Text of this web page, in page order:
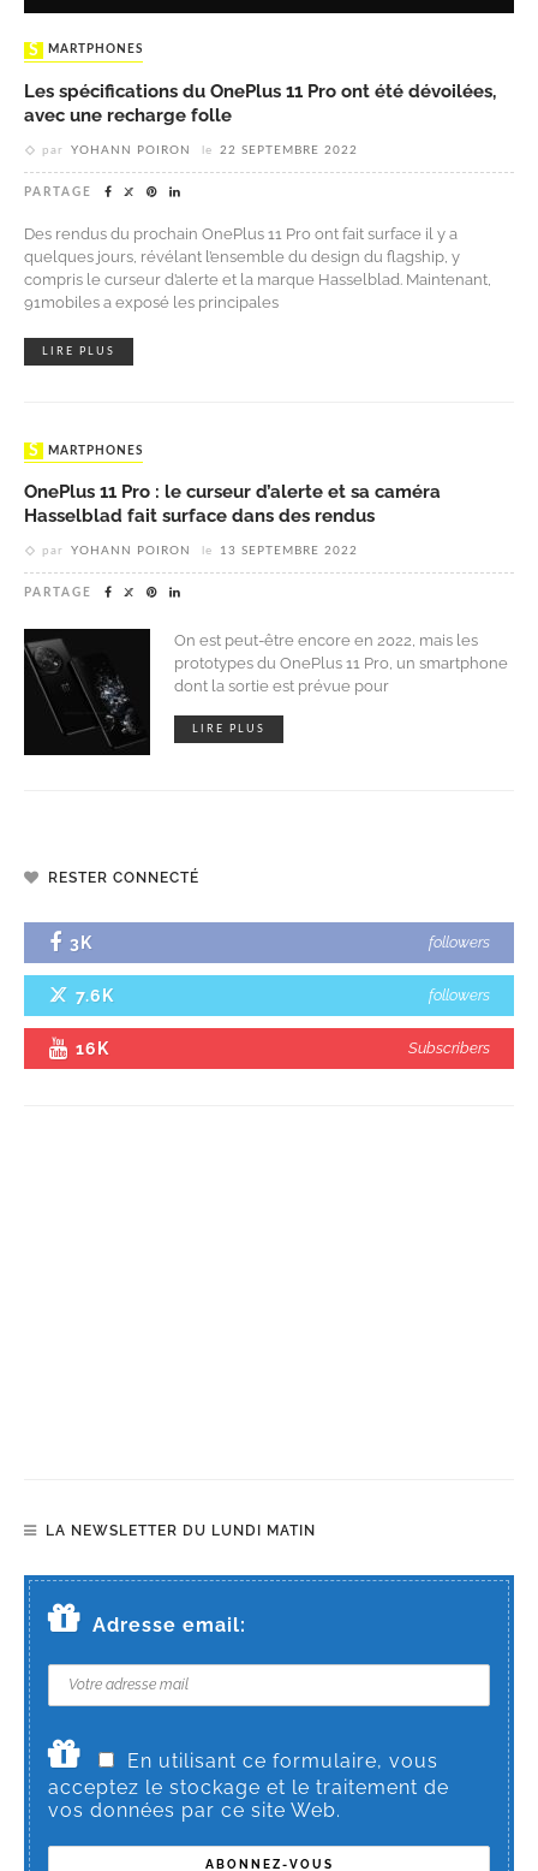
SMARTPHONES
Les spécifications du OnePlus 11 Pro ont été dévoilées,
avec une recharge folle
par YOHANN POIRON le 22 SEPTEMBRE 2022
PARTAGE
Des rendus du prochain OnePlus 11 Pro ont fait surface il y a
quelques jours, révélant l’ensemble du design du flagship, y
compris le curseur d’alerte et la marque Hasselblad. Maintenant,
91mobiles a exposé les principales
LIRE PLUS
SMARTPHONES
OnePlus 11 Pro : le curseur d’alerte et sa caméra
Hasselblad fait surface dans des rendus
par YOHANN POIRON le 13 SEPTEMBRE 2022
PARTAGE
On est peut-être encore en 2022, mais les
prototypes du OnePlus 11 Pro, un smartphone
dont la sortie est prévue pour
LIRE PLUS
RESTER CONNECTÉ
3K followers
7.6K followers
16K Subscribers
LA NEWSLETTER DU LUNDI MATIN
Adresse email:
En utilisant ce formulaire, vous
acceptez le stockage et le traitement de
vos données par ce site Web.